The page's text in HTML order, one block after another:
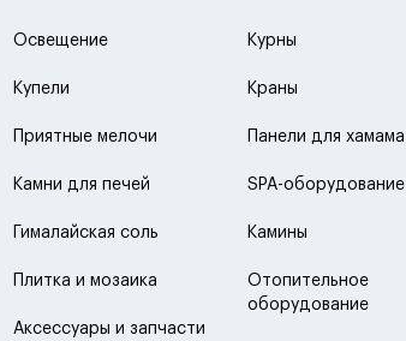
Освещение
Купели
Приятные мелочи
Камни для печей
Гималайская соль
Плитка и мозаика
Аксессуары и запчасти
Курны
Краны
Панели для хамама
SPA-оборудование
Камины
Отопительное
оборудование